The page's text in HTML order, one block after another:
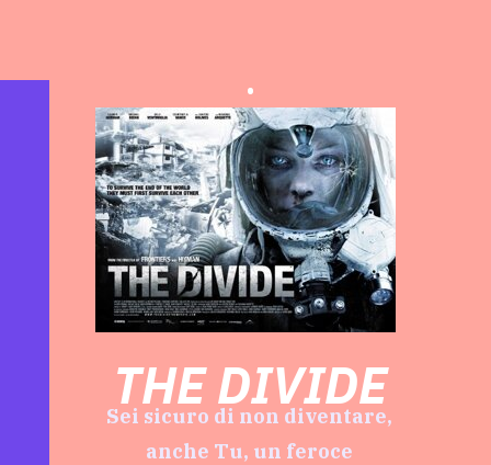
.
THE DIVIDE
Sei sicuro di non diventare,
anche Tu, un feroce